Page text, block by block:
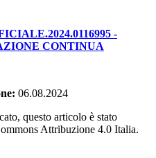
-
CONTINUA
06.08.2024
questo articolo è stato
Attribuzione 4.0 Italia.